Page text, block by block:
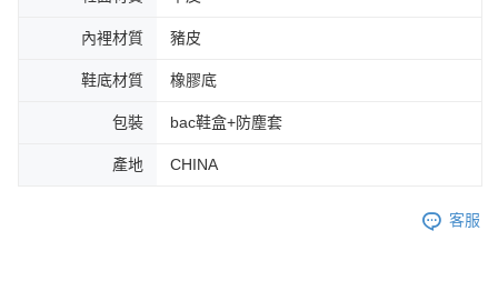
內裡材質 豬皮
鞋底材質 橡膠底
包裝 bac鞋盒+防塵套
產地 CHINA
客服